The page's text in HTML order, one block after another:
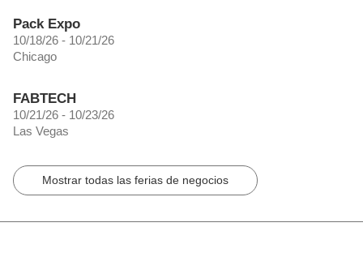
Pack Expo
10/18/26 - 10/21/26
Chicago
FABTECH
10/21/26 - 10/23/26
Las Vegas
Mostrar todas las ferias de negocios